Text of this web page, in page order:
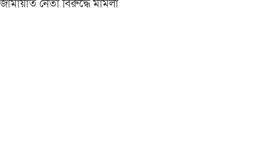
জামায়াত নেতা বিরুদ্ধে মামলা